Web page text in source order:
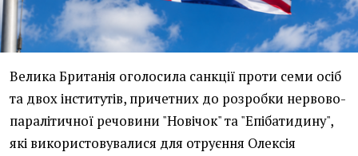
Велика Британія оголосила санкції проти семи осіб
та двох інститутів, причетних до розробки нервово-
паралітичної речовини "Новічок" та "Епібатидину",
які використовувалися для отруєння Олексія